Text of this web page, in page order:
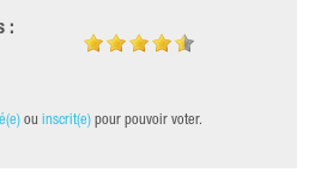
:
ou inscrit(e) pour pouvoir voter.